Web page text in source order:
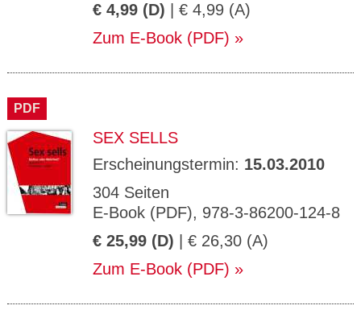
€ 4,99 (D) | € 4,99 (A)
Zum E-Book (PDF)
PDF
SEX SELLS
Erscheinungstermin: 15.03.2010
304 Seiten
E-Book (PDF), 978-3-86200-124-8
€ 25,99 (D) | € 26,30 (A)
Zum E-Book (PDF)